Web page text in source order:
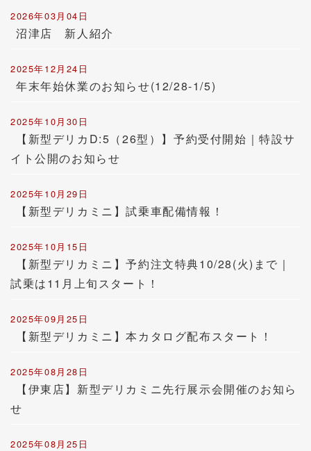
2026年03月04日
沼津店 新人紹介
2025年12月24日
年末年始休業のお知らせ(12/28-1/5)
2025年10月30日
【新型デリカD:5（26型）】予約受付開始｜特設サ
イト公開のお知らせ
2025年10月29日
【新型デリカミニ】試乗車配備情報！
2025年10月15日
【新型デリカミニ】予約注文特典10/28(火)まで｜
試乗は11月上旬スタート！
2025年09月25日
【新型デリカミニ】本カタログ配布スタート！
2025年08月28日
【伊東店】新型デリカミニ先行展示会開催のお知ら
せ
2025年08月25日